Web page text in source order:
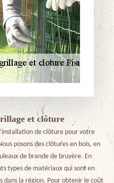
et clôture
de clôture pour votre
posons des clôtures en bois, en
de brande de bruyère. En
types de matériaux qui sont en
dans la région. Pour obtenir le coût